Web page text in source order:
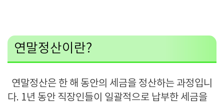
연말정산이란?
연말정산은 한 해 동안의 세금을 정산하는 과정입니
다. 1년 동안 직장인들이 일괄적으로 납부한 세금을